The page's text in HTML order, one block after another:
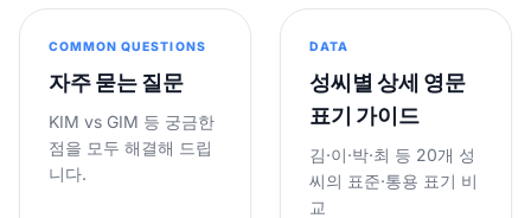
COMMON QUESTIONS
자주 묻는 질문
KIM vs GIM 등 궁금한
점을 모두 해결해 드립
니다.
DATA
성씨별 상세 영문
표기 가이드
김·이·박·최 등 20개 성
씨의 표준·통용 표기 비
교